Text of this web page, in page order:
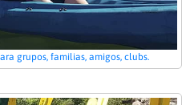
grupos, familias, amigos, clubs.